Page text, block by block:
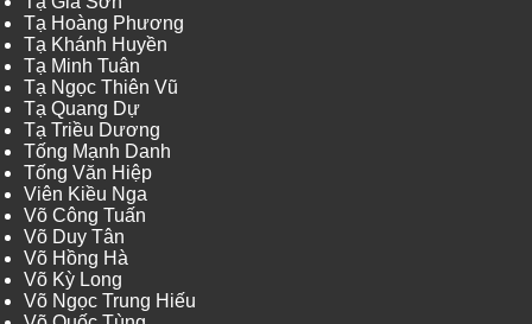
Tạ Hoàng Phương
Tạ Khánh Huyền
Tạ Minh Tuân
Tạ Ngọc Thiên Vũ
Tạ Quang Dự
Tạ Triều Dương
Tống Mạnh Danh
Tống Văn Hiệp
Viên Kiều Nga
Võ Công Tuấn
Võ Duy Tân
Võ Hồng Hà
Võ Kỳ Long
Võ Ngọc Trung Hiếu